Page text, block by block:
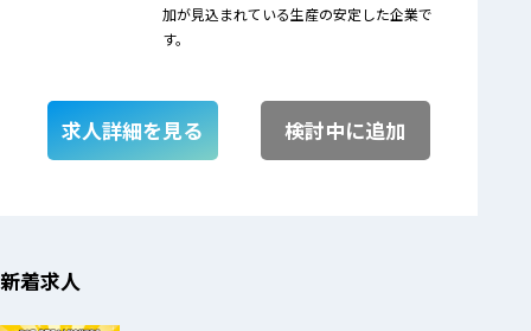
加が見込まれている生産の安定した企業で
す。
求人詳細を見る 検討中に追加
新着求人